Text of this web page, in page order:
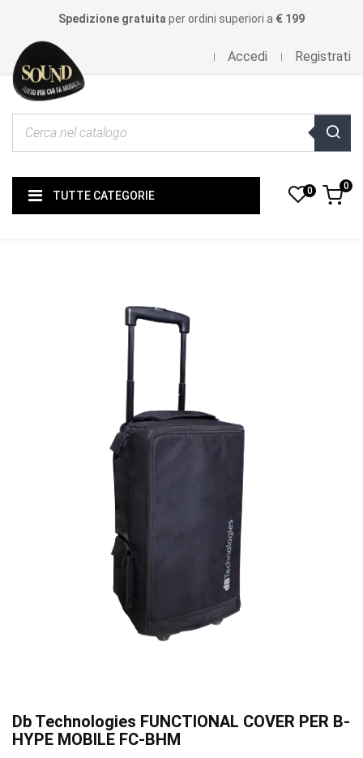
Spedizione gratuita per ordini superiori a € 199
Accedi Registrati
TUTTE CATEGORIE 0 0
Db Technologies FUNCTIONAL COVER PER B-
HYPE MOBILE FC-BHM